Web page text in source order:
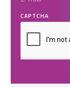
CAPTCHA